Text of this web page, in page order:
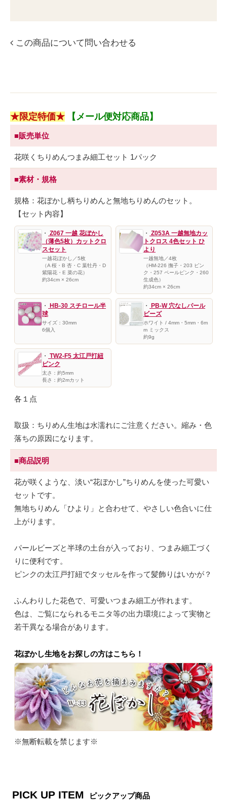
この商品について問い合わせる
★限定特価★ 【メール便対応商品】
■販売単位
花咲くちりめんつまみ細工セット 1パック
■素材・規格
規格：花ぼかし柄ちりめんと無地ちりめんのセット。
【セット内容】
・ Z067 一越 花ぼかし
（薄色5枚）カットクロ
スセット
一越花ぼかし／5枚
（A 桜・B 杏・C 葉牡丹・D
紫陽花・E 菜の花）
約34cm × 26cm
・ Z053A 一越無地カッ
トクロス 4色セット ひ
より
一越無地／4枚
（HM-226 撫子・203 ピン
ク・257 ペールピンク・260
生成色）
約34cm × 26cm
・
HB-30 スチロール半
球
サイズ：30mm
6個入
・
PB-W 穴なしパール
ビーズ
ホワイト / 4mm・5mm・6m
m ミックス
約9g
・ TW2-F5 太江戸打紐
ピンク
太さ：約5mm
長さ：約2mカット
各１点
取扱：ちりめん生地は水濡れにご注意ください。縮み・色
落ちの原因になります。
■商品説明
花が咲くような、淡い“花ぼかし”ちりめんを使った可愛い
セットです。
無地ちりめん「ひより」と合わせて、やさしい色合いに仕
上がります。
パールビーズと半球の土台が入っており、つまみ細工づく
りに便利です。
ピンクの太江戸打紐でタッセルを作って髪飾りはいかが？
ふんわりした花色で、可愛いつまみ細工が作れます。
色は、ご覧になられるモニタ等の出力環境によって実物と
若干異なる場合があります。
花ぼかし生地をお探しの方はこちら！
※無断転載を禁じます※
PICK UP ITEM ピックアップ商品